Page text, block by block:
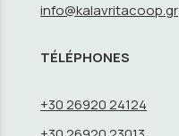
info@kalavritacoop.gr
TÉLÉPHONES
+30 26920 24124